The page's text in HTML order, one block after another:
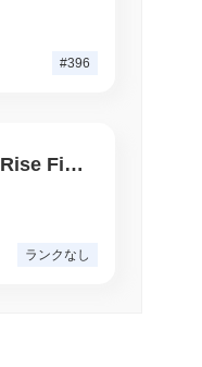
#396
yRise Finance
ランクなし